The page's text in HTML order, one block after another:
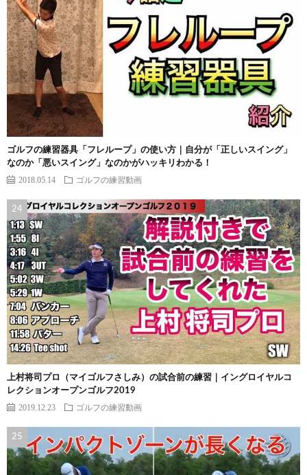
ゴルフの練習器具「フレループ」の使い方｜自分が「正しいスイング」
なのか「悪いスイング」なのかがハッキリわかる！
2018.05.14 ゴルフの練習動画
上村将司プロ（マイゴルフさしみ）の試合前の練習｜イングロイヤルコ
レクションオープンゴルフ2019
2019.12.23 ゴルフの練習動画